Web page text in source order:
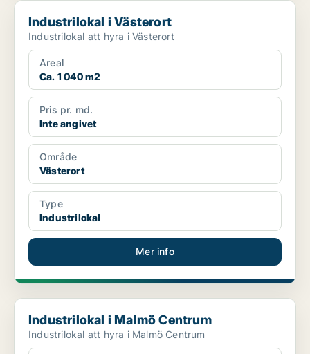
Industrilokal i Västerort
Industrilokal i Västerort
Industrilokal att hyra i Västerort
Areal
Ca. 1 040 m2
Pris pr. md.
Inte angivet
Område
Västerort
Type
Industrilokal
Mer info
Industrilokal i Malmö Centrum
Industrilokal i Malmö Centrum
Industrilokal att hyra i Malmö Centrum